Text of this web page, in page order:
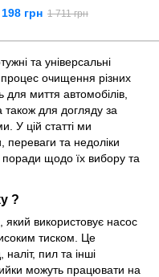
& Dele KD663
198 грн 1 711 грн
та універсальні
процес очищення різних
миття автомобілів,
для догляду за
У цій статті ми
переваги та недоліки
щодо їх вибору та
?
який використовує насос
тиском. Це
пил та інші
можуть працювати на